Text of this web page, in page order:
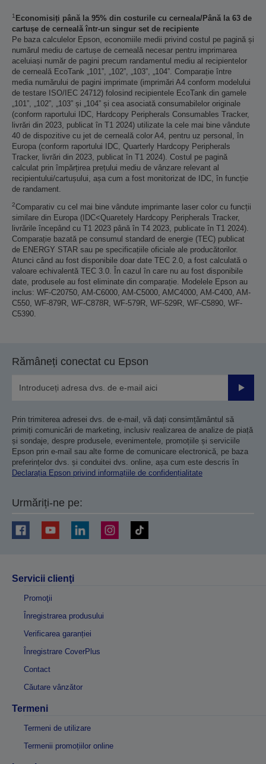
1 Economisiți până la 95% din costurile cu cerneala/Până la 63 de
cartușe de cerneală într-un singur set de recipiente
Pe baza calculelor Epson, economiile medii privind costul pe pagină și
numărul mediu de cartușe de cerneală necesar pentru imprimarea
aceluiași număr de pagini precum randamentul mediu al recipientelor
de cerneală EcoTank „101”, „102”, „103”, „104”. Comparație între
media numărului de pagini imprimate (imprimări A4 conform modelului
de testare ISO/IEC 24712) folosind recipientele EcoTank din gamele
„101”, „102”, „103” și „104” și cea asociată consumabilelor originale
(conform raportului IDC, Hardcopy Peripherals Consumables Tracker,
livrări din 2023, publicat în T1 2024) utilizate la cele mai bine vândute
40 de dispozitive cu jet de cerneală color A4, pentru uz personal, în
Europa (conform raportului IDC, Quarterly Hardcopy Peripherals
Tracker, livrări din 2023, publicat în T1 2024). Costul pe pagină
calculat prin împărțirea prețului mediu de vânzare relevant al
recipientului/cartușului, așa cum a fost monitorizat de IDC, în funcție
de randament.
2Comparativ cu cel mai bine vândute imprimante laser color cu funcții
similare din Europa (IDC<Quaretely Hardcopy Peripherals Tracker,
livrările începând cu T1 2023 până în T4 2023, publicate în T1 2024).
Comparație bazată pe consumul standard de energie (TEC) publicat
de ENERGY STAR sau pe specificațiile oficiale ale producătorilor.
Atunci când au fost disponibile doar date TEC 2.0, a fost calculată o
valoare echivalentă TEC 3.0. În cazul în care nu au fost disponibile
date, produsele au fost eliminate din comparație. Modelele Epson au
inclus: WF-C20750, AM-C6000, AM-C5000, AMC4000, AM-C400, AM-
C550, WF-879R, WF-C878R, WF-579R, WF-529R, WF-C5890, WF-
C5390.
Rămâneți conectat cu Epson
Prin trimiterea adresei dvs. de e-mail, vă dați consimțământul să
primiți comunicări de marketing, inclusiv realizarea de analize de piață
și sondaje, despre produsele, evenimentele, promoțiile și serviciile
Epson prin e-mail sau alte forme de comunicare electronică, pe baza
preferințelor dvs. și conduitei dvs. online, așa cum este descris în
Declarația Epson privind informațiile de confidențialitate
Urmăriți-ne pe:
Servicii clienţi
Promoţii
Înregistrarea produsului
Verificarea garanției
Înregistrare CoverPlus
Contact
Căutare vânzător
Termeni
Termeni de utilizare
Termenii promoțiilor online